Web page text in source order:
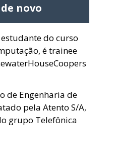
novo
do curso
é trainee
de Engenharia de
pela Atento S/A,
grupo Telefônica